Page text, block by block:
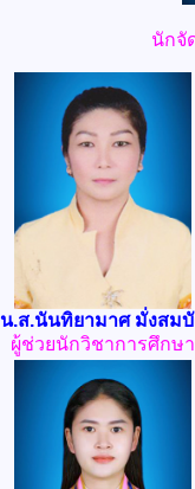
นักจั
น.ส.นันทิยามาศ มั่งสม
ผู้ช่วยนักวิชาการศึกษา